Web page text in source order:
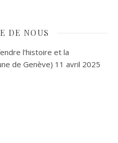
DE NOUS
l’histoire et la
de Genève) 11 avril 2025